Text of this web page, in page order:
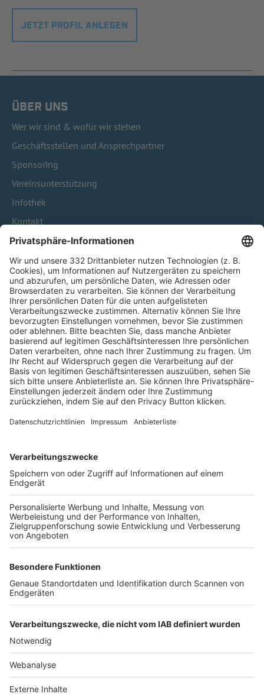
JETZT PROFIL ANLEGEN
ÜBER UNS
Wer wir sind & wofür wir stehen
Geschäftsstellen und Ansprechpartner
Sponsoring
Vereinsunterstützung
Infothek
Kontakt
HÄUFIG BESUCHTE SEITEN
Pässe und Vereinswechsel
Trainerausbildung
Schulungsangebot Vereinsmitarbeiter
BFV-Geschäftsstellen
Trainerbörse
Login SpielPlus
FOLGE DEM BFV
TOP-VEREINE
TOP-PARTNER
Nutzungsbedingungen Datenschutz Impressum